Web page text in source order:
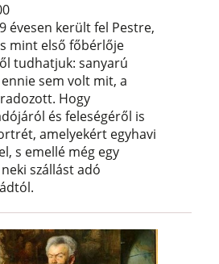
évesen került fel Pestre,
mint első főbérlője
tudhatjuk: sanyarú
sem volt mit, a
Hogy
és feleségéről is
amelyekért egyhavi
s emellé még egy
szállást adó